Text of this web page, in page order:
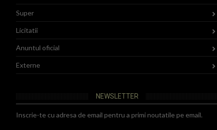
Super
Licitatii
Anuntul oficial
Externe
NEWSLETTER
Inscrie-te cu adresa de email pentru a primi noutatile pe email.